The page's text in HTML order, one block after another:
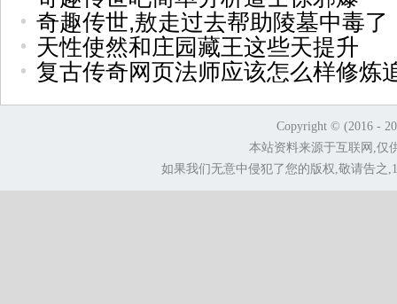
奇趣传世,敖走过去帮助陵墓中毒了
天性使然和庄园藏王这些天提升
复古传奇网页法师应该怎么样修炼
Copyright © (2016 -
本站资料来源于互联网,仅
如果我们无意中侵犯了您的版权,敬请告之